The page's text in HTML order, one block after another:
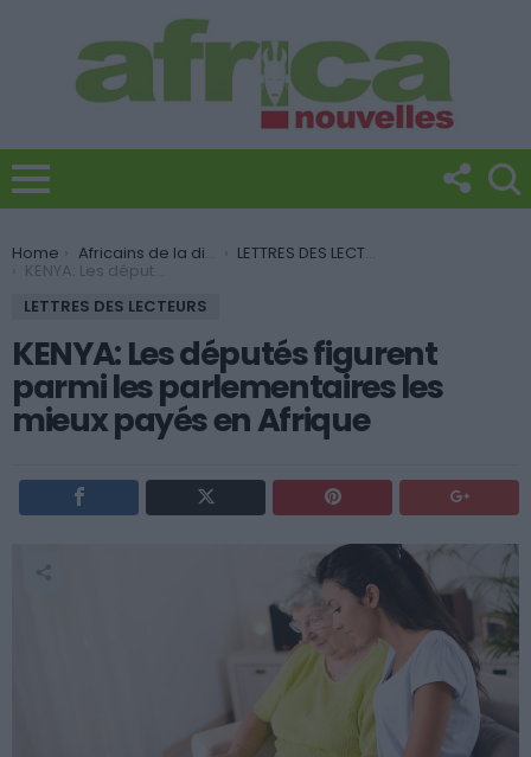
You are here:
Home Africains de la diaspora LETTRES DES LECTEURS
KENYA: Les députés figurent parmi les parlementaires les mieux payés en Afrique
LETTRES DES LECTEURS
KENYA: Les députés figurent
parmi les parlementaires les
mieux payés en Afrique